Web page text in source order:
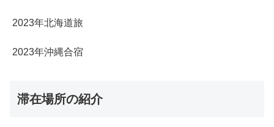
2023年北海道旅
2023年沖縄合宿
滞在場所の紹介